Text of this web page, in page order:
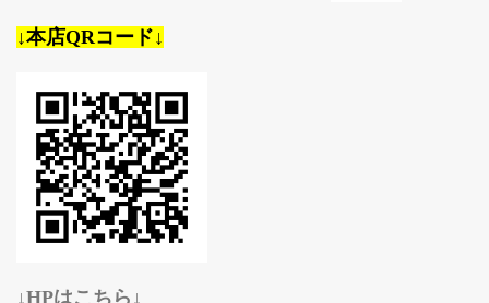
↓本店QRコード↓
↓HPはこちら↓